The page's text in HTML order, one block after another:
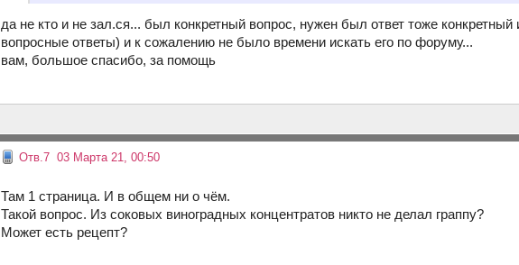
да не кто и не зал.ся... был конкретный вопрос, нужен был ответ тоже
вопросные ответы) и к сожалению не было времени искать его по форуму...
вам, большое спасибо, за помощь
Отв.7 03 Марта 21, 00:50
Там 1 страница. И в общем ни о чём.
Такой вопрос. Из соковых виноградных концентратов никто не делал граппу?
Может есть рецепт?